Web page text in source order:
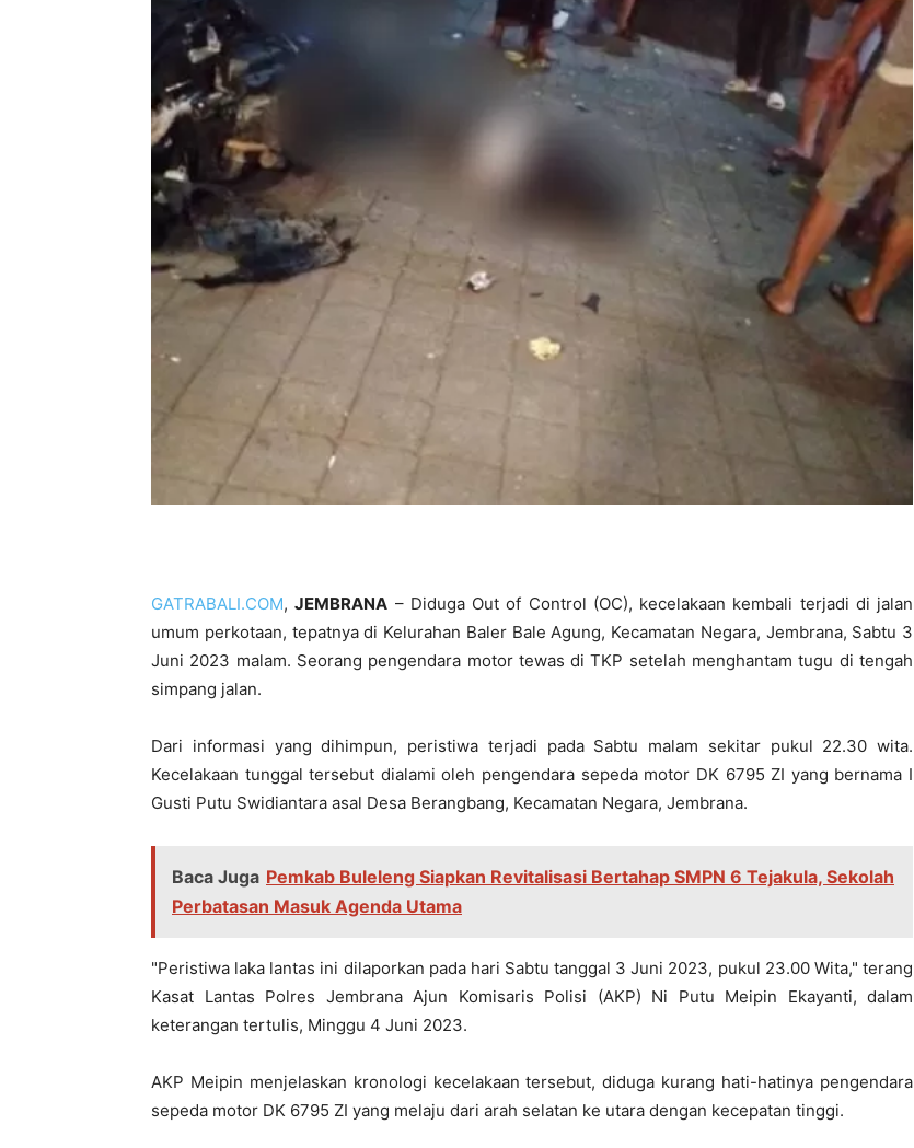
GATRABALI.COM,JEMBRANA – Diduga Out of Control (OC), kecelakaan kembali terjadi di jalan
umum perkotaan, tepatnya di Kelurahan Baler Bale Agung, Kecamatan Negara, Jembrana, Sabtu 3
Juni 2023 malam. Seorang pengendara motor tewas di TKP setelah menghantam tugu di tengah
simpang jalan.
Dari informasi yang dihimpun, peristiwa terjadi pada Sabtu malam sekitar pukul 22.30 wita.
Kecelakaan tunggal tersebut dialami oleh pengendara sepeda motor DK 6795 ZI yang bernama I
Gusti Putu Swidiantara asal Desa Berangbang, Kecamatan Negara, Jembrana.
Baca Juga Pemkab Buleleng Siapkan Revitalisasi Bertahap SMPN 6 Tejakula, Sekolah
Perbatasan Masuk Agenda Utama
"Peristiwa laka lantas ini dilaporkan pada hari Sabtu tanggal 3 Juni 2023, pukul 23.00 Wita," terang
Kasat Lantas Polres Jembrana Ajun Komisaris Polisi (AKP) Ni Putu Meipin Ekayanti, dalam
keterangan tertulis, Minggu 4 Juni 2023.
AKP Meipin menjelaskan kronologi kecelakaan tersebut, diduga kurang hati-hatinya pengendara
sepeda motor DK 6795 ZI yang melaju dari arah selatan ke utara dengan kecepatan tinggi.